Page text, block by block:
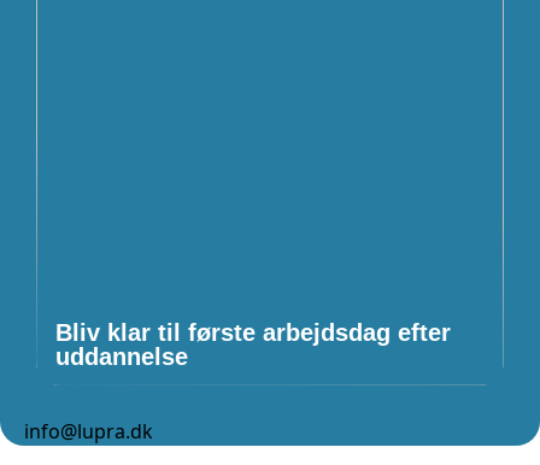
Bliv klar til første arbejdsdag efter
uddannelse
info@lupra.dk